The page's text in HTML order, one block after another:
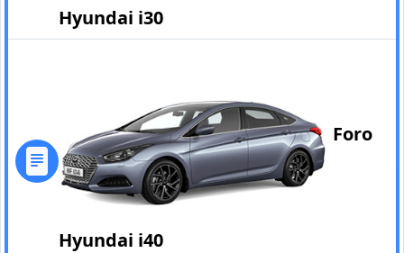
Hyundai i30
Foro
Hyundai i40